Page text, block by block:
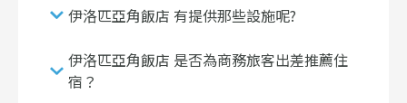
伊洛匹亞角飯店 有提供那些設施呢?
伊洛匹亞角飯店 是否為商務旅客出差推薦住
宿？